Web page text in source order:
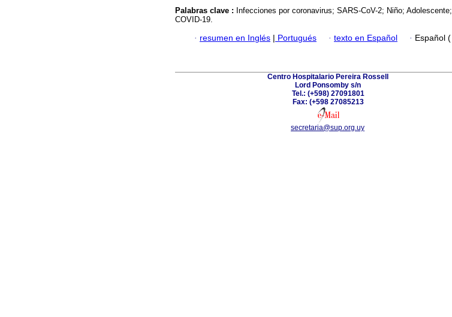
Palabras clave : Infecciones por coronavirus; SARS-CoV-2; Niño; Adolescente;
COVID-19.
· resumen en Inglés | Portugués · texto en Español · Español (
Centro Hospitalario Pereira Rossell
Lord Ponsomby s/n
Tel.: (+598) 27091801
Fax: (+598 27085213
secretaria@sup.org.uy